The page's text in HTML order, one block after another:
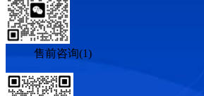
售前咨询(1)